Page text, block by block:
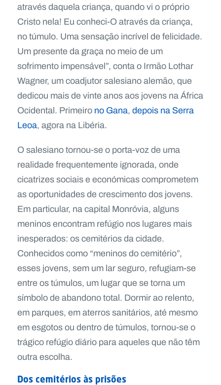
através daquela criança, quando vi o próprio
Cristo nela! Eu conheci-O através da criança,
no túmulo. Uma sensação incrível de felicidade.
Um presente da graça no meio de um
sofrimento impensável”, conta o Irmão Lothar
Wagner, um coadjutor salesiano alemão, que
dedicou mais de vinte anos aos jovens na África
Ocidental. Primeirono Gana,depois na Serra
Leoa, agora na Libéria.
O salesiano tornou-se o porta-voz de uma
realidade frequentemente ignorada, onde
cicatrizes sociais e económicas comprometem
as oportunidades de crescimento dos jovens.
Em particular, na capital Monróvia, alguns
meninos encontram refúgio nos lugares mais
inesperados: os cemitérios da cidade.
Conhecidos como “meninos do cemitério”,
esses jovens, sem um lar seguro, refugiam-se
entre os túmulos, um lugar que se torna um
símbolo de abandono total. Dormir ao relento,
em parques, em aterros sanitários, até mesmo
em esgotos ou dentro de túmulos, tornou-se o
trágico refúgio diário para aqueles que não têm
outra escolha.
Dos cemitérios às prisões